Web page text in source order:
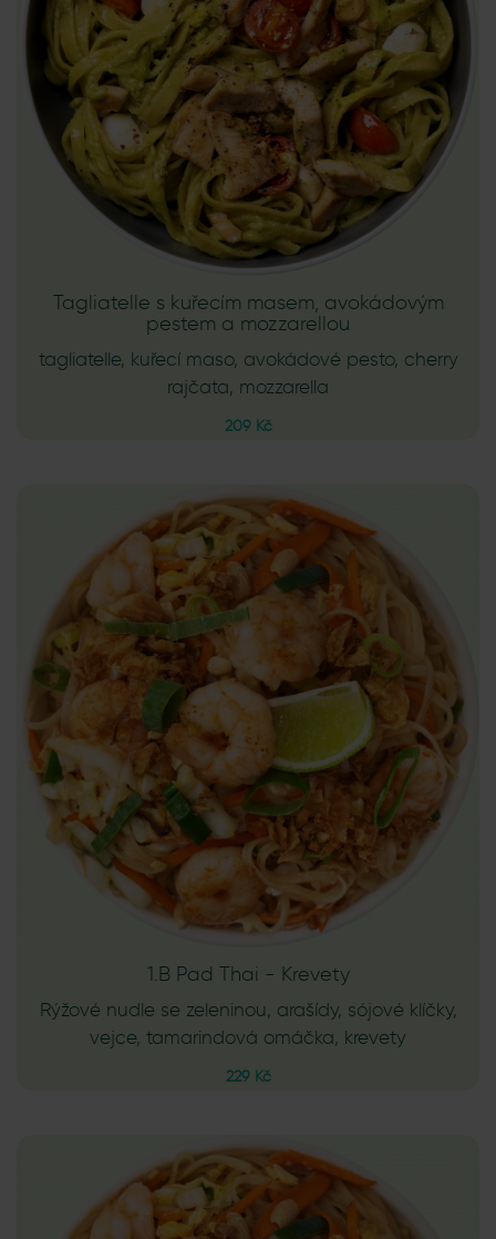
Tagliatelle s kuřecím masem, avokádovým
pestem a mozzarellou
tagliatelle, kuřecí maso, avokádové pesto, cherry
rajčata, mozzarella
209 Kč
1.B Pad Thai - Krevety
Rýžové nudle se zeleninou, arašídy, sójové klíčky,
vejce, tamarindová omáčka, krevety
229 Kč